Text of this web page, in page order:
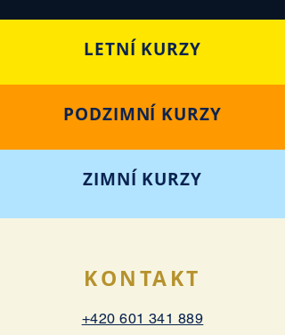
LETNÍ KURZY
PODZIMNÍ KURZY
ZIMNÍ KURZY
KONTAKT
+420 601 341 889